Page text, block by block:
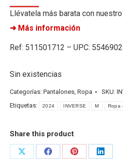
Llévatela más barata con
➜ Más información
Ref: 511501712 – UPC:
Sin existencias
Categorías: Pantalones, Ropa SKU:
Etiquetas:
2024 INVERSE M Ropa
Share this product
Share
Share
Share
Share